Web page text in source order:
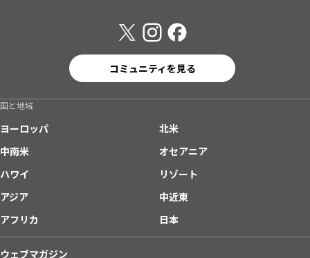
コミュニティを見る
国と地域
ヨーロッパ
北米
中南米
オセアニア
ハワイ
リゾート
アジア
中近東
アフリカ
日本
ウェブマガジン